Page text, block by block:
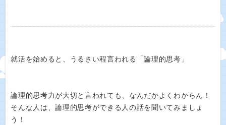
就活を始めると、うるさい程言われる「論理的思考」
論理的思考力が大切と言われても、なんだかよくわからん！
そんな人は、論理的思考ができる人の話を聞いてみましょ
う！